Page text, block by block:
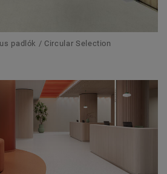
padlók / Circular Selection